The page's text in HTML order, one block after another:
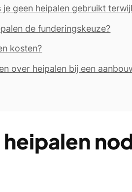
je geen heipalen gebruikt
de funderingskeuze?
kosten?
over heipalen bij een